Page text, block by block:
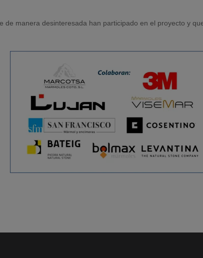
de manera desinteresada han participado en el proyecto y